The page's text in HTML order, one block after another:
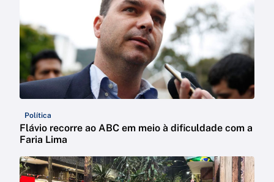
Política
Flávio recorre ao ABC em meio à dificuldade com a
Faria Lima